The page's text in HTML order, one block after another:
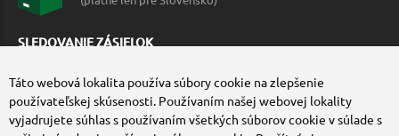
SLEDOVANIE ZÁSIELOK
Táto webová lokalita používa súbory cookie na zlepšenie
používateľskej skúsenosti. Používaním našej webovej lokality
vyjadrujete súhlas s používaním všetkých súborov cookie v súlade s